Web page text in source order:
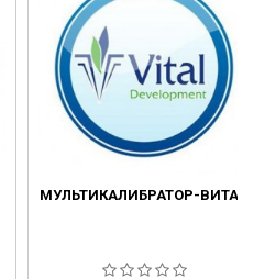
МУЛЬТИКАЛИБРАТОР-ВИТАЛ